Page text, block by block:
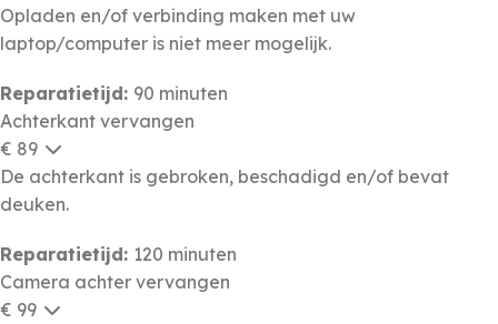
Opladen en/of verbinding maken met uw
laptop/computer is niet meer mogelijk.
Reparatietijd: 90 minuten
Achterkant vervangen
€ 89
De achterkant is gebroken, beschadigd en/of bevat
deuken.
Reparatietijd: 120 minuten
Camera achter vervangen
€ 99